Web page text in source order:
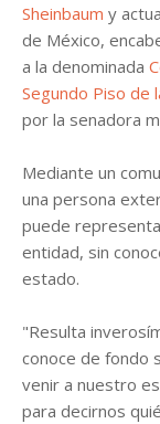
Sheinbaum y
de México,
a la denominada
Segundo Piso de
por la senadora
Mediante un
una persona
puede
entidad, sin
estado.
"Resulta
conoce de fondo
venir a nuestro
para decirnos